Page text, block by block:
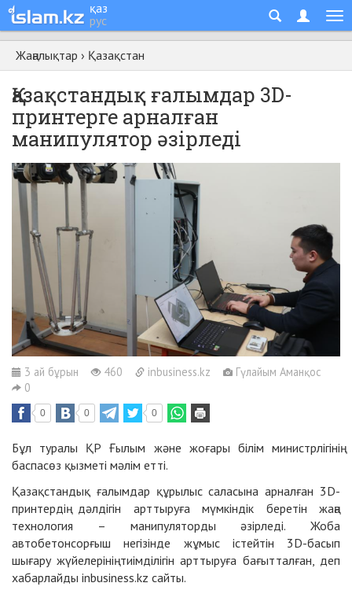
қаз
рус
Жаңалықтар › Қазақстан
Қазақстандық ғалымдар 3D-
принтерге арналған
манипулятор әзірледі
3 ай бұрын 460 inbusiness.kz
Гүлайым Аманқос
0
0 0 0
Бұл туралы ҚР Ғылым және жоғары білім министрлігінің
баспасөз қызметі мәлім етті.
Қазақстандық ғалымдар құрылыс саласына арналған 3D-
принтердің дәлдігін арттыруға мүмкіндік беретін жаңа
технология – манипуляторды әзірледі. Жоба
автобетонсорғыш негізінде жұмыс істейтін 3D-басып
шығару жүйелерінің тиімділігін арттыруға бағытталған, деп
хабарлайды inbusiness.kz сайты.